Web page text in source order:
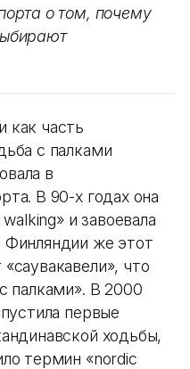
о том, почему
как часть
с палками
в
В 90-х годах она
и завоевала
же этот
что
палками». В 2000
первые
ходьбы,
термин «nordic